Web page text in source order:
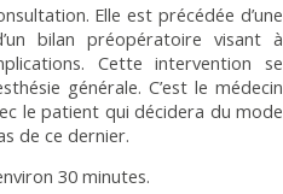
Elle est précédée d’une
bilan préopératoire visant à
Cette intervention se
générale. C’est le médecin
le patient qui décidera du mode
de ce dernier.
30 minutes.